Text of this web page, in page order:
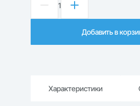
Количество
товара
1
Добавить в
Характеристики